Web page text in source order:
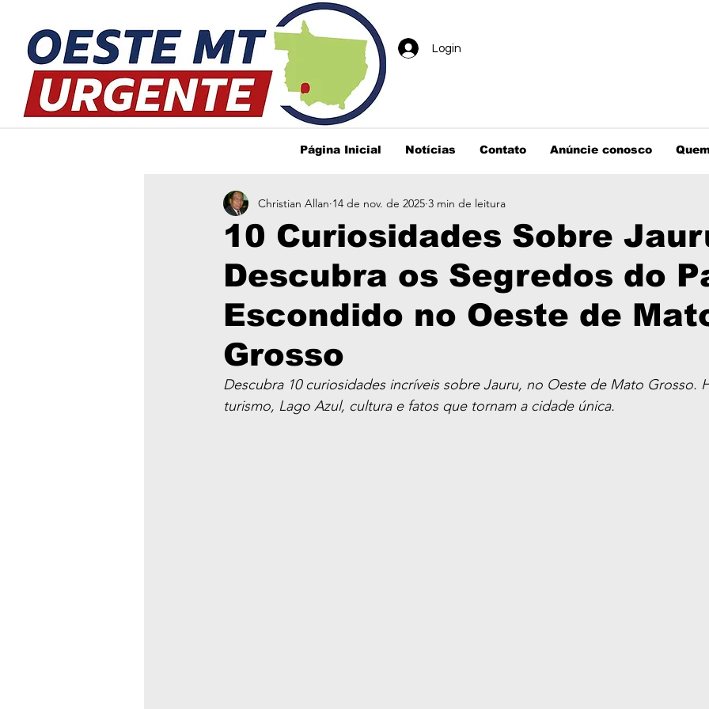
Login
Página Inicial Notícias Contato Anúncie conosco
10 Curiosidades Sobre
Descubra os Segredos do
Escondido no Oeste de
Grosso
Christian Allan 14 de nov. de 2025 3 min de leitura
Descubra 10 curiosidades incríveis sobre Jauru, no Oeste de Mato Grosso.
turismo, Lago Azul, cultura e fatos que tornam a cidade única.